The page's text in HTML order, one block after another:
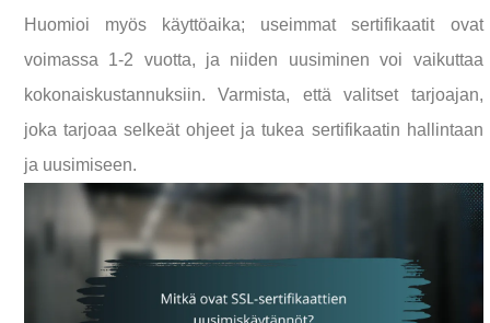
Huomioi myös käyttöaika; useimmat sertifikaatit ovat
voimassa 1-2 vuotta, ja niiden uusiminen voi vaikuttaa
kokonaiskustannuksiin. Varmista, että valitset tarjoajan,
joka tarjoaa selkeät ohjeet ja tukea sertifikaatin hallintaan
ja uusimiseen.